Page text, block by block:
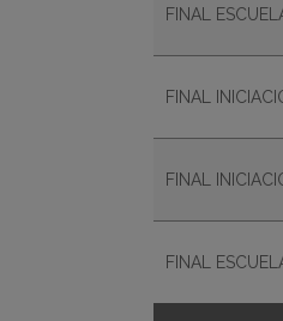
FINAL
FINAL
FINAL
FINAL